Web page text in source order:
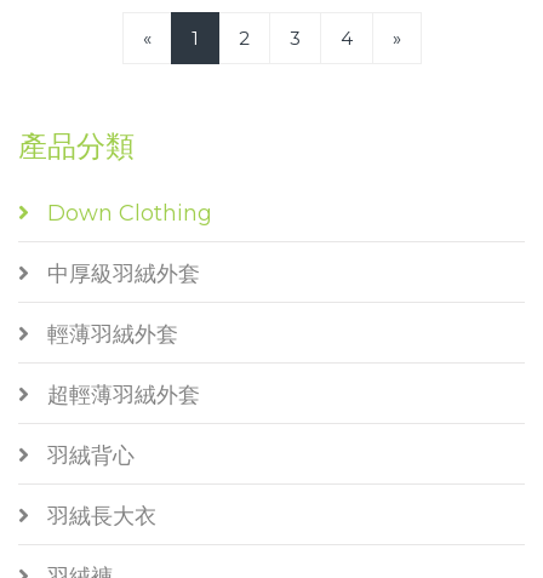
« 1 2 3 4 »
產品分類
Down Clothing
中厚級羽絨外套
輕薄羽絨外套
超輕薄羽絨外套
羽絨背心
羽絨長大衣